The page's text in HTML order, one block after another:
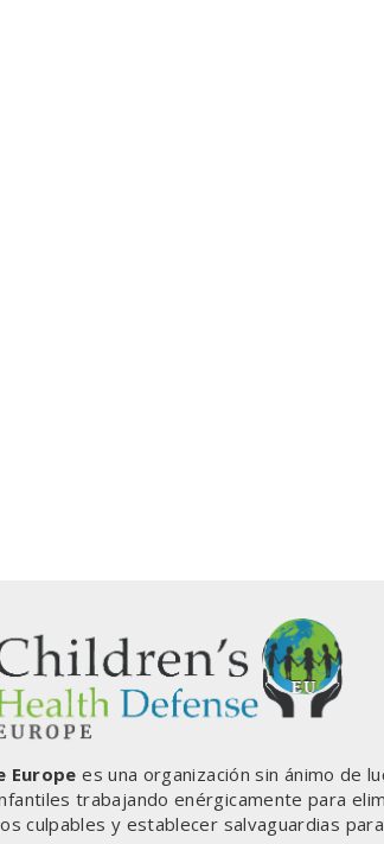
Europe es una organización sin ánimo de
trabajando enérgicamente para
culpables y establecer salvaguardias